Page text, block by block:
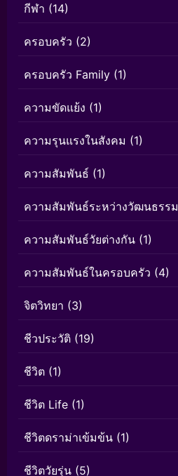
กีฬา (14)
ครอบครัว (2)
ครอบครัว Family (1)
ความขัดแย้ง (1)
ความรุนแรงในสังคม (1)
ความสัมพันธ์ (1)
ความสัมพันธ์ระหว่างวัฒนธรรม
ความสัมพันธ์วัยต่างกัน (1)
ความสัมพันธ์ในครอบครัว (4)
จิตวิทยา (3)
ชีวประวัติ (19)
ชีวิต (1)
ชีวิต Life (1)
ชีวิตดราม่าเข้มข้น (1)
ชีวิตวัยรุ่น (5)